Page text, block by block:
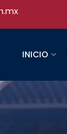
INICIO